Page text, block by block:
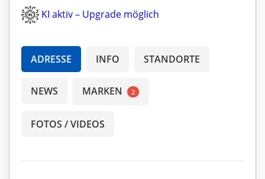
KI aktiv – Upgrade möglich
ADRESSE INFO STANDORTE
NEWS MARKEN 2
FOTOS / VIDEOS